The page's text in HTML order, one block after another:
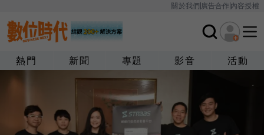
關於我們廣告合作內容授權
熱門 新聞 專題 影音 活動